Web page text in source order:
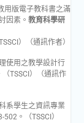
用版電子教科書之滿
因素。 教育科學研
）（通訊作者）
使用之教學設計行
（TSSCI）（通訊作
系學生之資訊專業
。（TSSCI）